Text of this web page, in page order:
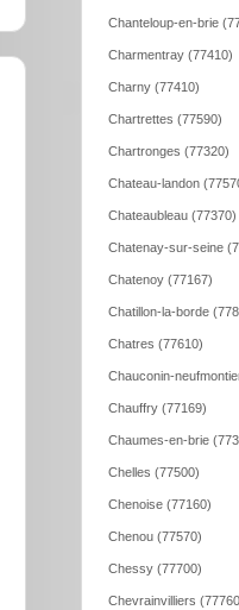
Chanteloup-en-brie
Charmentray (77410)
Charny (77410)
Chartrettes (77590)
Chartronges (77320)
Chateau-landon
Chateaubleau (77370)
Chatenay-sur-seine
Chatenoy (77167)
Chatillon-la-borde
Chatres (77610)
Chauconin-
Chauffry (77169)
Chaumes-en-brie
Chelles (77500)
Chenoise (77160)
Chenou (77570)
Chessy (77700)
Chevrainvilliers